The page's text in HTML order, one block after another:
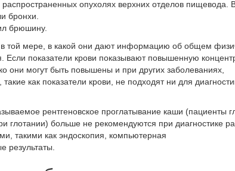
опухолях верхних отделов пищевода.
бронхи.
брюшину.
в той мере, в какой они дают информацию об общем
Если показатели крови показывают повышенную
они могут быть повышены и при других заболеваниях,
как показатели крови , не подходят ни для
рентгеновское проглатывание каши (пациенты
глотании) больше не рекомендуются при диагностике
такими как эндоскопия, компьютерная
результаты.